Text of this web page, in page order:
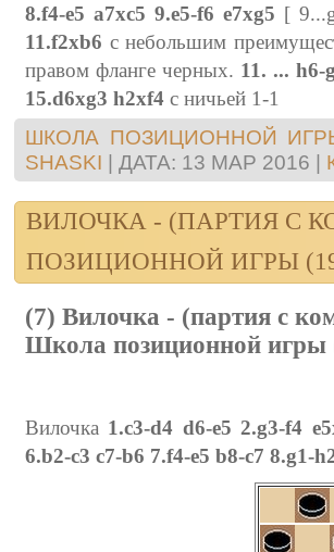
8.f4-e5 a7xc5 9.e5-f6 e7xg5 [
11.f2xb6 с небольшим
правом фланге черных. 11. ... h6-
15.d6xg3 h2xf4 с ничьей 1-1
ШКОЛА ПОЗИЦИОННОЙ
SHASKI | ДАТА: 13 МАР 2016 |
ВИЛОЧКА - (ПАРТИЯ С
ПОЗИЦИОННОЙ ИГРЫ
(7) Вилочка - (партия с
Школа позиционной игры
Вилочка 1.c3-d4 d6-e5 2.g3-f4
6.b2-c3 c7-b6 7.f4-e5 b8-c7 8.g1-